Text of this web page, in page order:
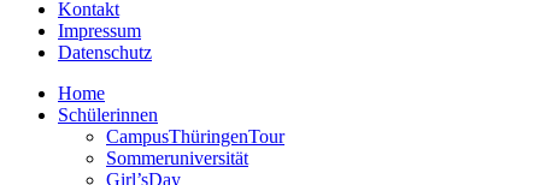
Kontakt
Impressum
Datenschutz
Home
Schülerinnen
CampusThüringenTour
Sommeruniversität
Girl’sDay